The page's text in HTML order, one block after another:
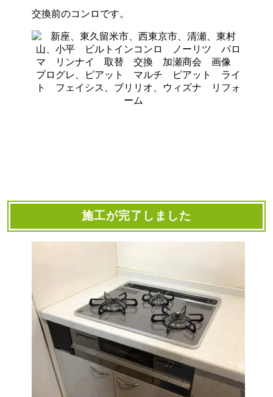
交換前のコンロです。
施工が完了しました